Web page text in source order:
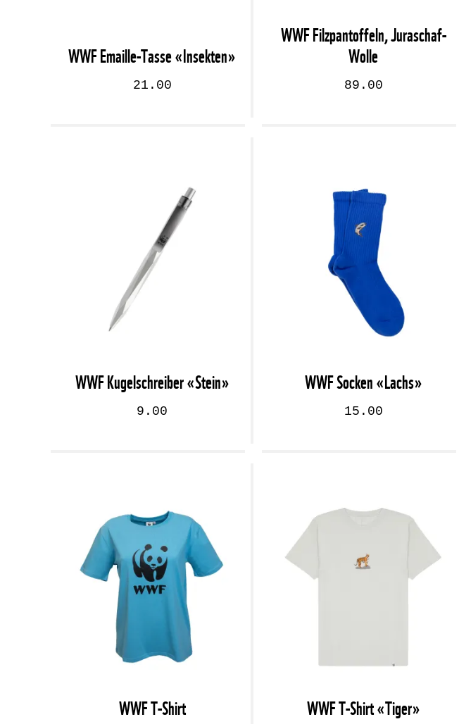
WWF Emaille-Tasse «Insekten»
21.00
WWF Filzpantoffeln, Juraschaf-
Wolle
89.00
WWF Kugelschreiber «Stein»
9.00
WWF Socken «Lachs»
15.00
WWF T-Shirt WWF T-Shirt «Tiger»